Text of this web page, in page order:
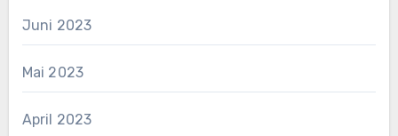
Juni 2023
Mai 2023
April 2023